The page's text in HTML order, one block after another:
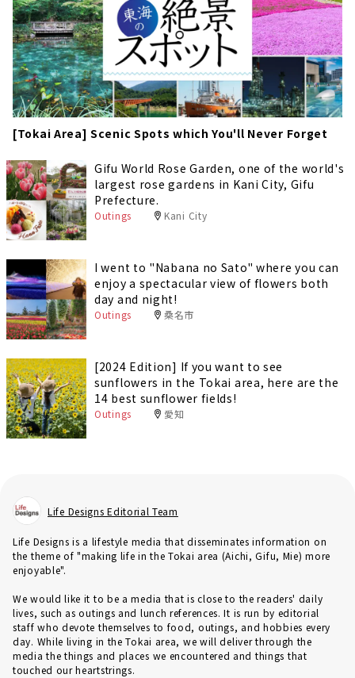
[Tokai Area] Scenic Spots which You'll Never Forget
Gifu World Rose Garden, one of the world's
largest rose gardens in Kani City, Gifu
Prefecture.
Outings Kani City
I went to "Nabana no Sato" where you can
enjoy a spectacular view of flowers both
day and night!
Outings 桑名市
[2024 Edition] If you want to see
sunflowers in the Tokai area, here are the
14 best sunflower fields!
Outings 愛知
Life Designs Editorial Team
Life Designs is a lifestyle media that disseminates information on
the theme of "making life in the Tokai area (Aichi, Gifu, Mie) more
enjoyable".
We would like it to be a media that is close to the readers' daily
lives, such as outings and lunch references. It is run by editorial
staff who devote themselves to food, outings, and hobbies every
day. While living in the Tokai area, we will deliver through the
media the things and places we encountered and things that
touched our heartstrings.